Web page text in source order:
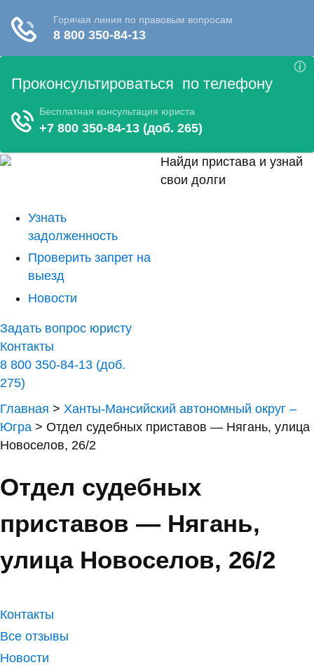
Найди пристава и узнай
свои долги
Узнать
задолженность
Проверить запрет на
выезд
Новости
Задать вопрос юристу
Контакты
8 800 350-84-13 (доб.
275)
Главная > Ханты-Мансийский автономный округ –
Югра > Отдел судебных приставов — Нягань, улица
Новоселов, 26/2
Отдел судебных
приставов — Нягань,
улица Новоселов, 26/2
Контакты
Все отзывы
Новости